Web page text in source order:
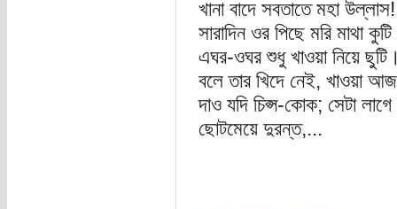
খানা বাদে সবতাতে মহা উল্লাস!
সারাদিন ওর পিছে মরি মাথা কুটি
এঘর-ওঘর শুধু খাওয়া নিয়ে
বলে তার খিদে নেই, খাওয়া
দাও যদি চিপ্স-কোক; সেটা
ছোটমেয়ে দুরন্ত,...